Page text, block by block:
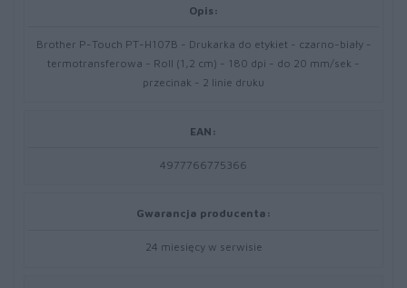
Opis:
Brother P-Touch PT-H107B - Drukarka do etykiet - czarno-biały -
termotransferowa - Roll (1,2 cm) - 180 dpi - do 20 mm/sek -
przecinak - 2 linie druku
EAN:
4977766775366
Gwarancja producenta:
24 miesięcy w serwisie